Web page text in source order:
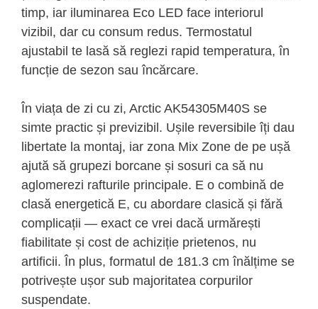
timp, iar iluminarea Eco LED face interiorul
vizibil, dar cu consum redus. Termostatul
ajustabil te lasă să reglezi rapid temperatura, în
funcție de sezon sau încărcare.
În viața de zi cu zi, Arctic AK54305M40S se
simte practic și previzibil. Ușile reversibile îți dau
libertate la montaj, iar zona Mix Zone de pe ușă
ajută să grupezi borcane și sosuri ca să nu
aglomerezi rafturile principale. E o combină de
clasă energetică E, cu abordare clasică și fără
complicații — exact ce vrei dacă urmărești
fiabilitate și cost de achiziție prietenos, nu
artificii. În plus, formatul de 181.3 cm înălțime se
potrivește ușor sub majoritatea corpurilor
suspendate.